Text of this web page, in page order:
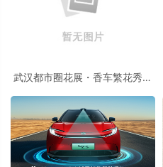
武汉都市圈花展・香车繁花秀盛
江城文旅商融合新场景